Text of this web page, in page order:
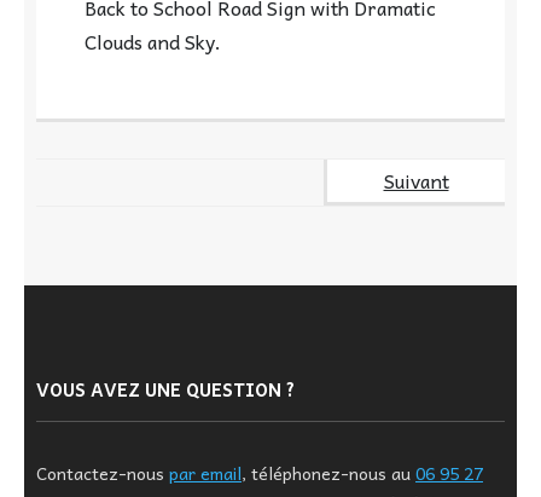
Back to School Road Sign with Dramatic
Clouds and Sky.
Suivant
VOUS AVEZ UNE QUESTION ?
Contactez-nous par email, téléphonez-nous au06 95 27